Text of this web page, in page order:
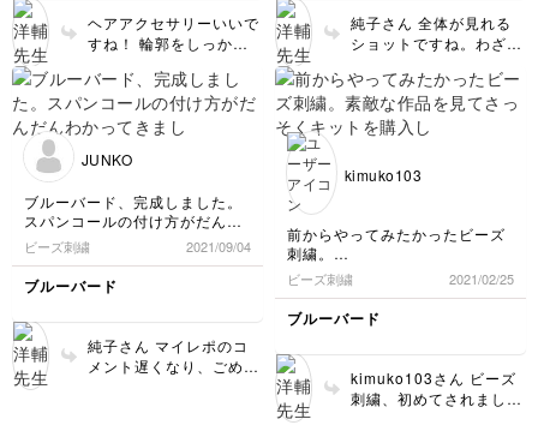
いなかったスパンコールの付け
方も大変勉強になりました。ビ
ーズに隙間があると気になって
ついつい埋めたくなり…結果的
にビーズが詰まってしまい、こ
んもり仕上げに(笑)(汗)次はもっ
と上手に刺せる様に頑張りたい
です。ビーズ刺繍の針と糸の推
奨サイズやおススメなどありま
したら教えて頂けると嬉しいで
す。
ヘアアクセサリーいいで
すね！ 輪郭をしっかり
さないようにビーズのパ
ズルを楽しんでください
✨ ビーズ針は取り合わせ
変えてます！
純子さん 全体が見れる
ショットですね。わざわ
す！ ほんとに綺麗に仕
上がってますね🐦 ビー
ズもきれいに埋まってい
出かけしてみてくださ
ったら見せて下さいね！
JUNKO
ブルーバード、完成しました。
スパンコールの付け方がだんだ
んわかってきました。ワッペン
も、両面接着芯を使う方法で仕
立ててみました。
ビーズ刺繍 2021/09/04
ブルーバード
純子さん マイレポのコ
メント遅くなり、ごめん
kimuko103
前からやってみたかったビーズ
刺繍。
素敵な作品を見てさっそくキッ
トを購入しました。
まつり縫いの糸を気にしながら
フェルトを切ったので、目指し
ましたが、大満足です！
楽しい時間でした。作っている
最中にこんなにわくわくしたの
は初めてです。
ビーズ刺繍 2021/02/25
ブルーバード
kimuko103さん ビーズ
刺繍、初めてされました